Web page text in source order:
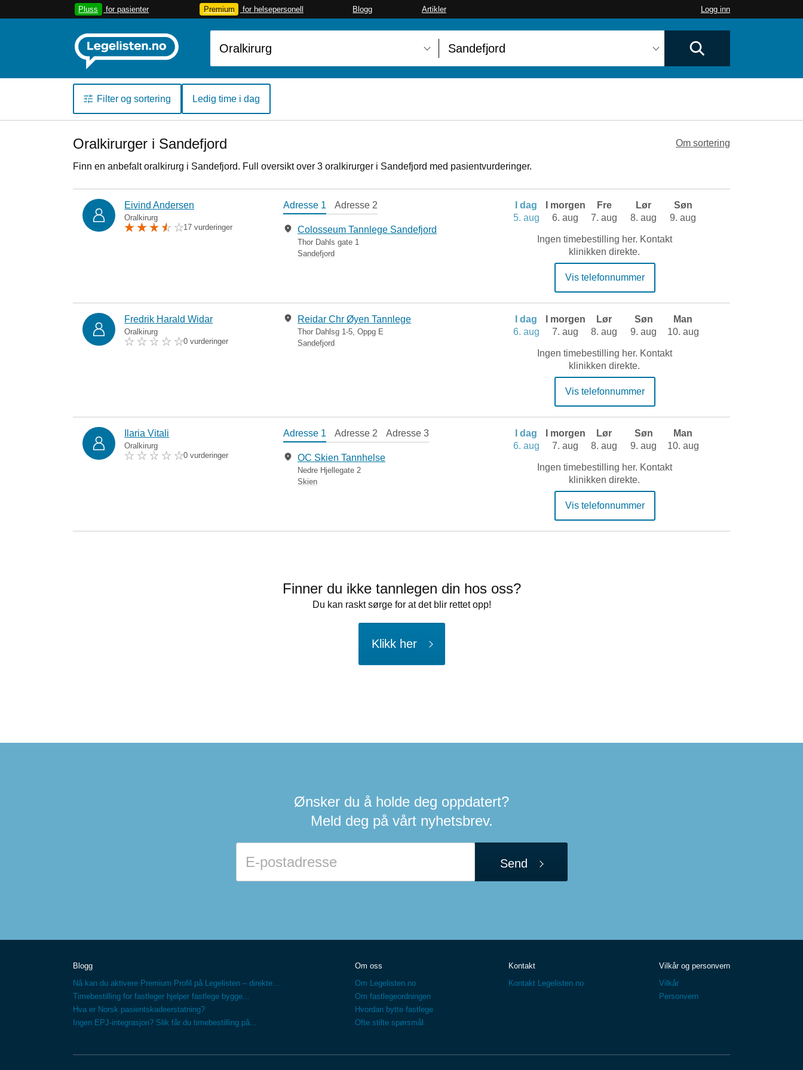
Pluss for pasienter Premium for helsepersonell Blogg Artikler Logg inn
Filter og sortering Ledig time i dag
Oralkirurger i Sandefjord
Finn en anbefalt oralkirurg i Sandefjord. Full oversikt over 3 oralkirurger i Sandefjord med pasientvurderinger.
Om sortering
Eivind Andersen
Oralkirurg
17 vurderinger
Adresse 1 Adresse 2
Colosseum Tannlege Sandefjord
Thor Dahls gate 1
Sandefjord
I dag
5. aug
I morgen
6. aug
Fre
7. aug
Lør
8. aug
Søn
9. aug
Ingen timebestilling her. Kontakt
klinikken direkte.
Vis telefonnummer
Fredrik Harald Widar
Oralkirurg
0 vurderinger
Reidar Chr Øyen Tannlege
Thor Dahlsg 1-5, Oppg E
Sandefjord
I dag
6. aug
I morgen
7. aug
Lør
8. aug
Søn
9. aug
Man
10. aug
Ingen timebestilling her. Kontakt
klinikken direkte.
Vis telefonnummer
Ilaria Vitali
Oralkirurg
0 vurderinger
Adresse 1 Adresse 2 Adresse 3
OC Skien Tannhelse
Nedre Hjellegate 2
Skien
I dag
6. aug
I morgen
7. aug
Lør
8. aug
Søn
9. aug
Man
10. aug
Ingen timebestilling her. Kontakt
klinikken direkte.
Vis telefonnummer
Finner du ikke tannlegen din hos oss?
Du kan raskt sørge for at det blir rettet opp!
Klikk her
Ønsker du å holde deg oppdatert?
Meld deg på vårt nyhetsbrev.
Send
Blogg
Nå kan du aktivere Premium Profil på Legelisten – direkte...
Timebestilling for fastleger hjelper fastlege bygge...
Hva er Norsk pasientskadeerstatning?
Ingen EPJ-integrasjon? Slik får du timebestilling på...
Om oss
Om Legelisten.no
Om fastlegeordningen
Hvordan bytte fastlege
Ofte stilte spørsmål
Kontakt
Kontakt Legelisten.no
Vilkår og personvern
Vilkår
Personvern